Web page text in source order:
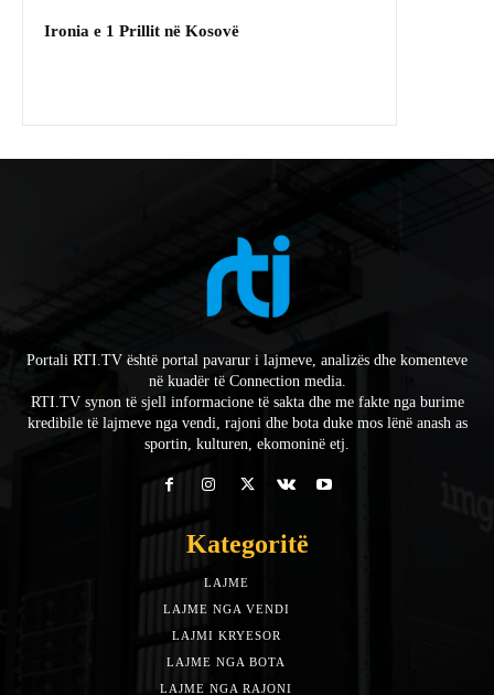
Ironia e 1 Prillit në Kosovë
Portali RTI.TV është portal pavarur i lajmeve, analizës dhe komenteve
në kuadër të Connection media.
RTI.TV synon të sjell informacione të sakta dhe me fakte nga burime
kredibile të lajmeve nga vendi, rajoni dhe bota duke mos lënë anash as
sportin, kulturen, ekomoninë etj.
Kategoritë
LAJME
LAJME NGA VENDI
LAJMI KRYESOR
LAJME NGA BOTA
LAJME NGA RAJONI